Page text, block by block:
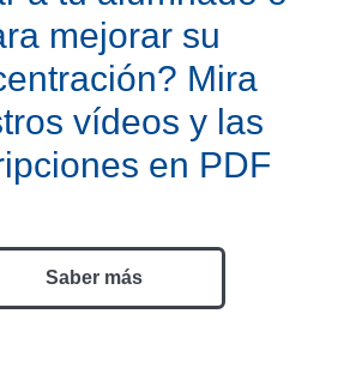
mejorar su
Mira
vídeos y las
en PDF
Saber más